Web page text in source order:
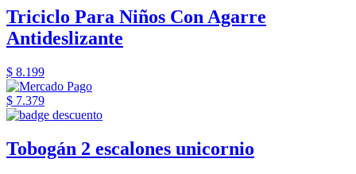
Triciclo Para Niños Con Agarre
Antideslizante
$ 8.199
$ 7.379
Tobogán 2 escalones unicornio